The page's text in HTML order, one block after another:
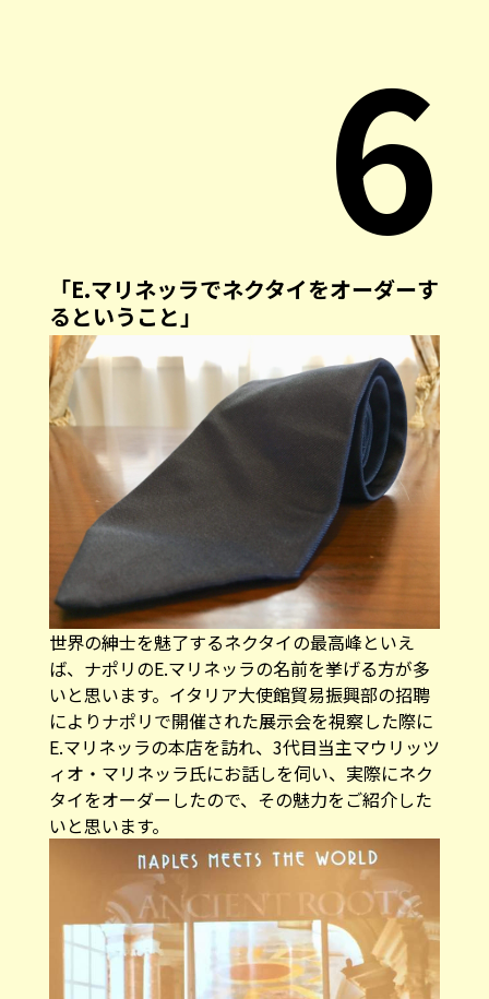
6
「E.マリネッラでネクタイをオーダーす
るということ」
世界の紳士を魅了するネクタイの最高峰といえ
ば、ナポリのE.マリネッラの名前を挙げる方が多
いと思います。イタリア大使館貿易振興部の招聘
によりナポリで開催された展示会を視察した際に
E.マリネッラの本店を訪れ、3代目当主マウリッツ
ィオ・マリネッラ氏にお話しを伺い、実際にネク
タイをオーダーしたので、その魅力をご紹介した
いと思います。